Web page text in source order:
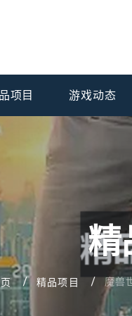
项目 游戏动态
精
精品项目 魔兽